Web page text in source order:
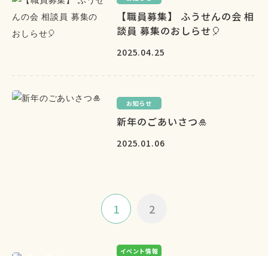
【職員募集】 ふうせんの会 相
談員 募集のおしらせ🎈
2025.04.25
お知らせ
新年のごあいさつ🎍
2025.01.06
1 2
イベント情報